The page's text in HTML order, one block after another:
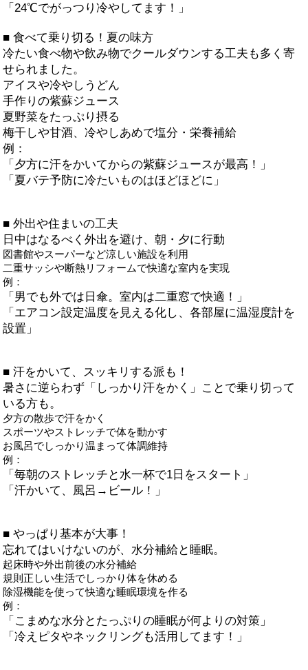
「24℃でがっつり冷やしてます！」
■ 食べて乗り切る！夏の味方
冷たい食べ物や飲み物でクールダウンする工夫も多く寄
せられました。
アイスや冷やしうどん
手作りの紫蘇ジュース
夏野菜をたっぷり摂る
梅干しや甘酒、冷やしあめで塩分・栄養補給
例：
「夕方に汗をかいてからの紫蘇ジュースが最高！」
「夏バテ予防に冷たいものはほどほどに」
■ 外出や住まいの工夫
日中はなるべく外出を避け、朝・夕に行動
図書館やスーパーなど涼しい施設を利用
二重サッシや断熱リフォームで快適な室内を実現
例：
「男でも外では日傘。室内は二重窓で快適！」
「エアコン設定温度を見える化し、各部屋に温湿度計を
設置」
■ 汗をかいて、スッキリする派も！
暑さに逆らわず「しっかり汗をかく」ことで乗り切って
いる方も。
夕方の散歩で汗をかく
スポーツやストレッチで体を動かす
お風呂でしっかり温まって体調維持
例：
「毎朝のストレッチと水一杯で1日をスタート」
「汗かいて、風呂→ビール！」
■ やっぱり基本が大事！
忘れてはいけないのが、水分補給と睡眠。
起床時や外出前後の水分補給
規則正しい生活でしっかり体を休める
除湿機能を使って快適な睡眠環境を作る
例：
「こまめな水分とたっぷりの睡眠が何よりの対策」
「冷えピタやネックリングも活用してます！」